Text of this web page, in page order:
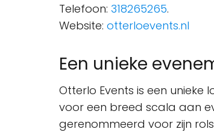
Telefoon: 318265265.
Website: otterloevents.nl
Een unieke
Otterlo Events is een
voor een breed scala aan
gerenommeerd voor zijn